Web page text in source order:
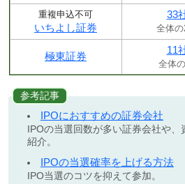
重複申込不可
いちよし証券
33
全体の
極東証券
11
全体
参考記事
IPOにおすすめの証券会社
IPOの当選回数が多い証券会社や
紹介。
IPOの当選確率を上げる方法
IPO当選のコツを抑えて参加。